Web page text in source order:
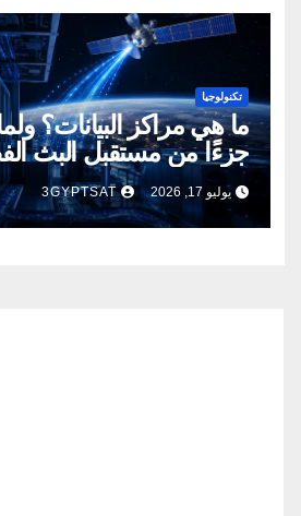
تكنولوجيا
ما هي مراكز البيانات؟
جزءًا من مستقبل البث
يوليو 17, 2026 3GYPTSAT